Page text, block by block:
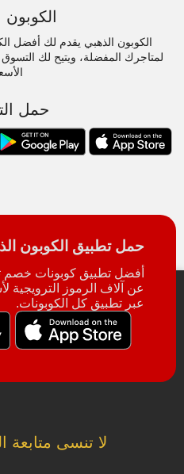
الكوبون الذهبي يقدم لك أفضل
لمتاجرك المفضلة، ويتيح لك
حمل
حمل تطبيق الكوبون
أفضل تطبيق كوبونات خصم
عن آلاف الرموز الترويجية
عبر تطبيق كل الكوبونات.
لا تنسى متابعة